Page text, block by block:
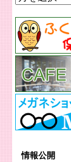
情報公開